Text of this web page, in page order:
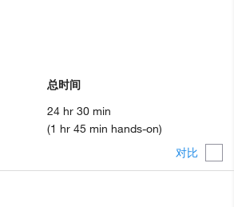
对比
总时间
24 hr 30 min
(1 hr 45 min hands-on)